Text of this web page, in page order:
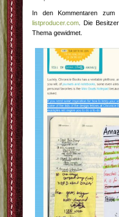
In den Kommentaren
listproducer.com . Die
Thema gewidmet.